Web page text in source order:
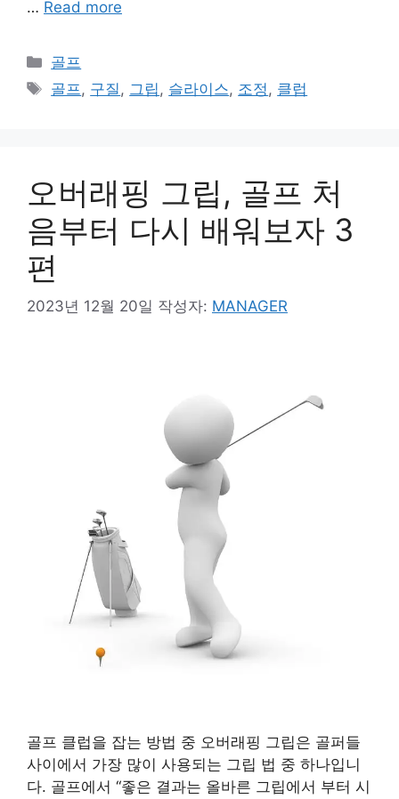
… Read more
카
테
골프
태
골프 , 구질 , 그립 , 슬라이스, 조정 , 클럽
오버래핑 그립, 골프 처
음부터 다시 배워보자 3
편
2023년 12월 20일 작성자: MANAGER
골프 클럽을 잡는 방법 중 오버래핑 그립은 골퍼들
사이에서 가장 많이 사용되는 그립 법 중 하나입니
다. 골프에서 “좋은 결과는 올바른 그립에서 부터 시